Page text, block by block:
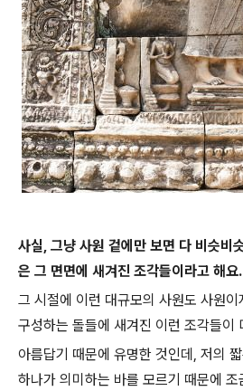
사실, 그냥 사원 겉에만 보면 다 비슷비
은 그 면면에 새겨진 조각들이라고 해요.
그 시절에 이런 대규모의 사원도 사원
구성하는 돌들에 새겨진 이런 조각들이
아름답기 때문에 유명한 것인데, 저의
하나가 의미하는 바를 모르기 때문에